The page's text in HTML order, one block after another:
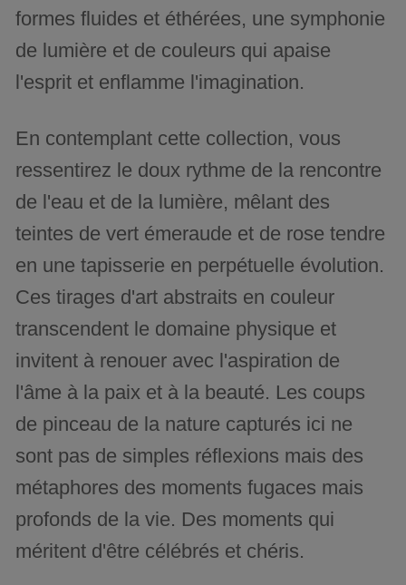
formes fluides et éthérées, une symphonie
de lumière et de couleurs qui apaise
l'esprit et enflamme l'imagination.
En contemplant cette collection, vous
ressentirez le doux rythme de la rencontre
de l'eau et de la lumière, mêlant des
teintes de vert émeraude et de rose tendre
en une tapisserie en perpétuelle évolution.
Ces tirages d'art abstraits en couleur
transcendent le domaine physique et
invitent à renouer avec l'aspiration de
l'âme à la paix et à la beauté. Les coups
de pinceau de la nature capturés ici ne
sont pas de simples réflexions mais des
métaphores des moments fugaces mais
profonds de la vie. Des moments qui
méritent d'être célébrés et chéris.